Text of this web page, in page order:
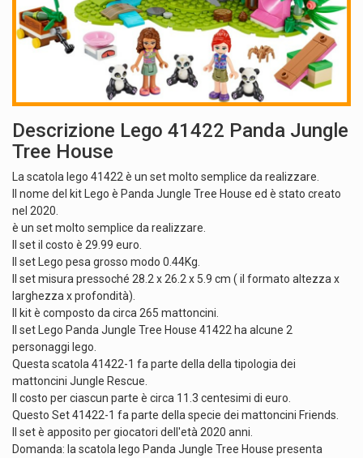
Descrizione Lego 41422 Panda Jungle
Tree House
La scatola lego 41422 è un set molto semplice da realizzare.
Il nome del kit Lego è Panda Jungle Tree House ed è stato creato
nel 2020.
è un set molto semplice da realizzare.
Il set il costo è 29.99 euro.
Il set Lego pesa grosso modo 0.44Kg.
Il set misura pressoché 28.2 x 26.2 x 5.9 cm ( il formato altezza x
larghezza x profondità).
Il kit è composto da circa 265 mattoncini.
Il set Lego Panda Jungle Tree House 41422 ha alcune 2
personaggi lego.
Questa scatola 41422-1 fa parte della della tipologia dei
mattoncini Jungle Rescue.
Il costo per ciascun parte è circa 11.3 centesimi di euro.
Questo Set 41422-1 fa parte della specie dei mattoncini Friends.
Il set è apposito per giocatori dell'età 2020 anni.
Domanda: la scatola lego Panda Jungle Tree House presenta